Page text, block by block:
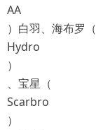
AA
）白羽、海布罗（
Hydro
）
、宝星（
Scarbro
）